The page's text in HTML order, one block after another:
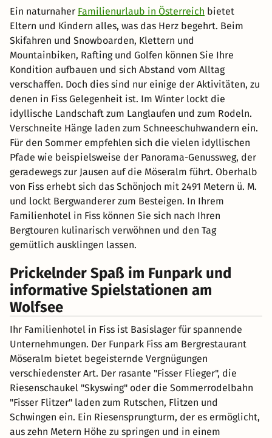
Ein naturnaher Familienurlaub in Österreich bietet
Eltern und Kindern alles, was das Herz begehrt. Beim
Skifahren und Snowboarden, Klettern und
Mountainbiken, Rafting und Golfen können Sie Ihre
Kondition aufbauen und sich Abstand vom Alltag
verschaffen. Doch dies sind nur einige der Aktivitäten, zu
denen in Fiss Gelegenheit ist. Im Winter lockt die
idyllische Landschaft zum Langlaufen und zum Rodeln.
Verschneite Hänge laden zum Schneeschuhwandern ein.
Für den Sommer empfehlen sich die vielen idyllischen
Pfade wie beispielsweise der Panorama-Genussweg, der
geradewegs zur Jausen auf die Möseralm führt. Oberhalb
von Fiss erhebt sich das Schönjoch mit 2491 Metern ü. M.
und lockt Bergwanderer zum Besteigen. In Ihrem
Familienhotel in Fiss können Sie sich nach Ihren
Bergtouren kulinarisch verwöhnen und den Tag
gemütlich ausklingen lassen.
Prickelnder Spaß im Funpark und
informative Spielstationen am
Wolfsee
Ihr Familienhotel in Fiss ist Basislager für spannende
Unternehmungen. Der Funpark Fiss am Bergrestaurant
Möseralm bietet begeisternde Vergnügungen
verschiedenster Art. Der rasante "Fisser Flieger", die
Riesenschaukel "Skyswing" oder die Sommerrodelbahn
"Fisser Flitzer" laden zum Rutschen, Flitzen und
Schwingen ein. Ein Riesensprungturm, der es ermöglicht,
aus zehn Metern Höhe zu springen und in einem